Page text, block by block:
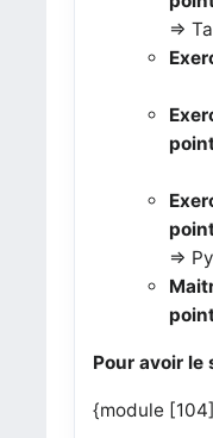
=>
=>
Pour avoir le
{module